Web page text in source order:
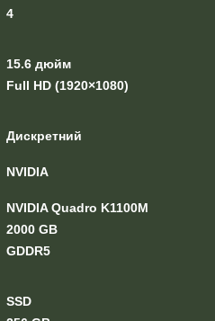
4
15.6 дюйм
Full HD (1920×1080)
Дискретний
NVIDIA
NVIDIA Quadro K1100M
2000 GB
GDDR5
SSD